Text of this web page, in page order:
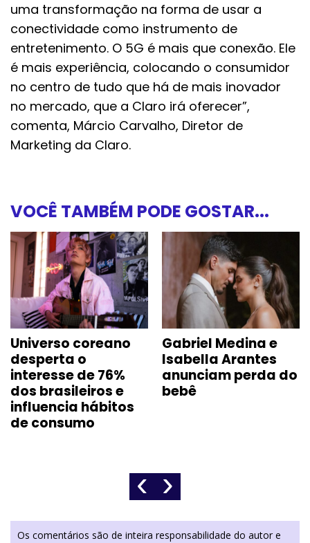
uma transformação na forma de usar a
conectividade como instrumento de
entretenimento. O 5G é mais que conexão. Ele
é mais experiência, colocando o consumidor
no centro de tudo que há de mais inovador
no mercado, que a Claro irá oferecer”,
comenta, Márcio Carvalho, Diretor de
Marketing da Claro.
VOCÊ TAMBÉM PODE GOSTAR...
Universo coreano
desperta o
interesse de 76%
dos brasileiros e
influencia hábitos
de consumo
Gabriel Medina e
Isabella Arantes
anunciam perda do
bebê
‹ ›
Os comentários são de inteira responsabilidade do autor e